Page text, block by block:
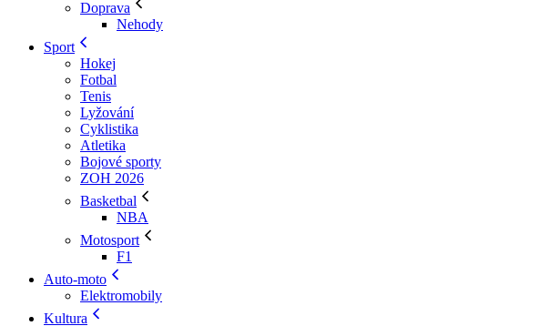
Doprava
Nehody
Sport
Hokej
Fotbal
Tenis
Lyžování
Cyklistika
Atletika
Bojové sporty
ZOH 2026
Basketbal
NBA
Motosport
F1
Auto-moto
Elektromobily
Kultura